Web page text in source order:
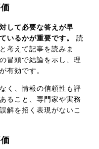
して必要な答えが早
いるかが重要です。
読
考えて記事を読みま
冒頭で結論を示し、理
有効です。
く、情報の信頼性も評
ること、専門家や実務
解を招く表現がないこ